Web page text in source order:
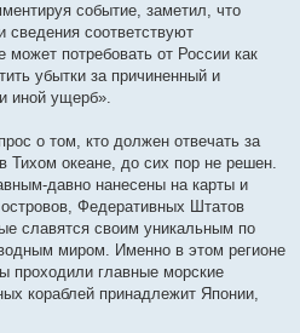
событие, заметил, что
сведения соответствуют
может потребовать от России как
убытки за причиненный и
иной ущерб».
о том, кто должен отвечать за
Тихом океане, до сих пор не решен.
давно нанесены на карты и
Федеративных Штатов
славятся своим уникальным по
миром. Именно в этом регионе
проходили главные морские
кораблей принадлежит Японии,